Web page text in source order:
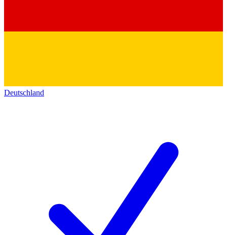
Deutschland